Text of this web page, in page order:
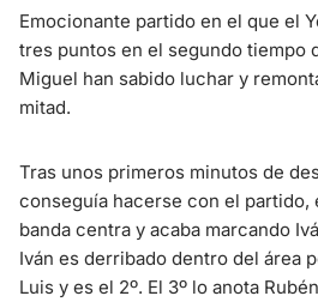
Emocionante partido en el que el
tres puntos en el segundo tiempo
Miguel han sabido luchar y
mitad.
Tras unos primeros minutos de
conseguía hacerse con el partido,
banda centra y acaba marcando
Iván es derribado dentro del área
Luis y es el 2º. El 3º lo anota